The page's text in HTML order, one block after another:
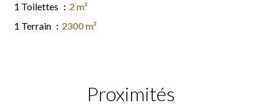
1 Toilettes
2 m²
1 Terrain
2300 m²
Proximités